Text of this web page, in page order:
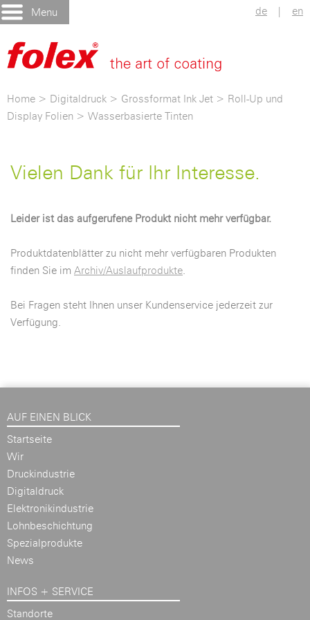
Menu de | en
Home > Digitaldruck > Grossformat Ink Jet > Roll-Up und
Display Folien > Wasserbasierte Tinten
Vielen Dank für Ihr Interesse.
Leider ist das aufgerufene Produkt nicht mehr verfügbar.
Produktdatenblätter zu nicht mehr verfügbaren Produkten
finden Sie im Archiv/Auslaufprodukte.
Bei Fragen steht Ihnen unser Kundenservice jederzeit zur
Verfügung.
AUF EINEN BLICK
Startseite
Wir
Druckindustrie
Digitaldruck
Elektronikindustrie
Lohnbeschichtung
Spezialprodukte
News
INFOS + SERVICE
Standorte